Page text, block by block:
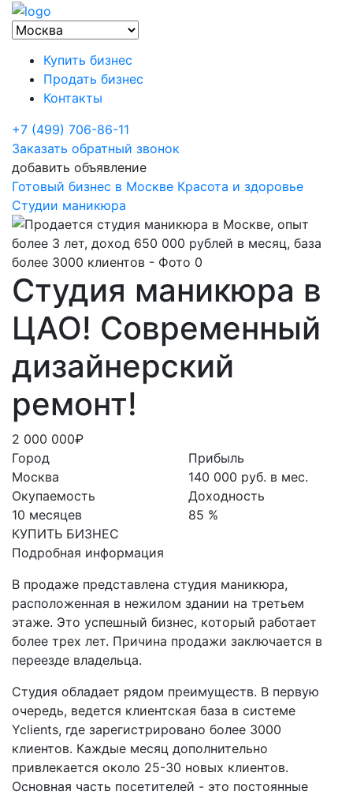
Купить бизнес
Продать бизнес
Контакты
+7 (499) 706-86-11
Заказать обратный звонок
добавить объявление
Готовый бизнес в Москве Красота и здоровье
Студии маникюра
Студия маникюра в
ЦАО! Современный
дизайнерский
ремонт!
2 000 000₽
Город
Москва
Окупаемость
10 месяцев
КУПИТЬ БИЗНЕС
Прибыль
140 000 руб. в мес.
Доходность
85 %
Подробная информация
В продаже представлена студия маникюра,
расположенная в нежилом здании на третьем
этаже. Это успешный бизнес, который работает
более трех лет. Причина продажи заключается в
переезде владельца.
Студия обладает рядом преимуществ. В первую
очередь, ведется клиентская база в системе
Yclients, где зарегистрировано более 3000
клиентов. Каждые месяц дополнительно
привлекается около 25-30 новых клиентов.
Основная часть посетителей - это постоянные